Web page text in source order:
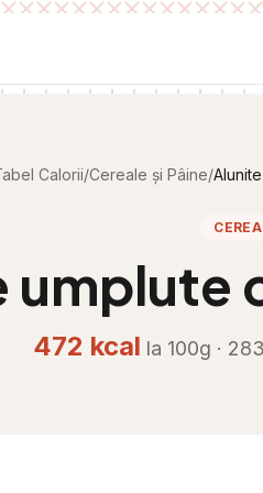
Calorii/Cereale și Pâine/
umplute
472 kcal la 100g · 283